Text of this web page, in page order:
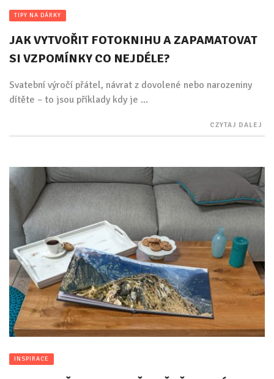
TIPY NA DÁRKY
JAK VYTVOŘIT FOTOKNIHU A ZAPAMATOVAT
SI VZPOMÍNKY CO NEJDÉLE?
Svatební výročí přátel, návrat z dovolené nebo narozeniny
dítěte – to jsou příklady kdy je ...
CZYTAJ DALEJ
INSPIRACE